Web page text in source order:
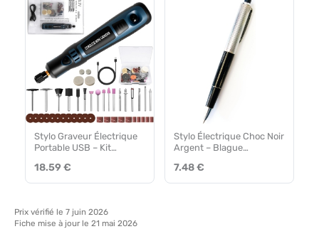
Stylo Graveur Électrique
Portable USB – Kit
18.59 €
Stylo Électrique Choc Noir
Argent – Blague
7.48 €
Prix vérifié le 7 juin 2026
Fiche mise à jour le 21 mai 2026